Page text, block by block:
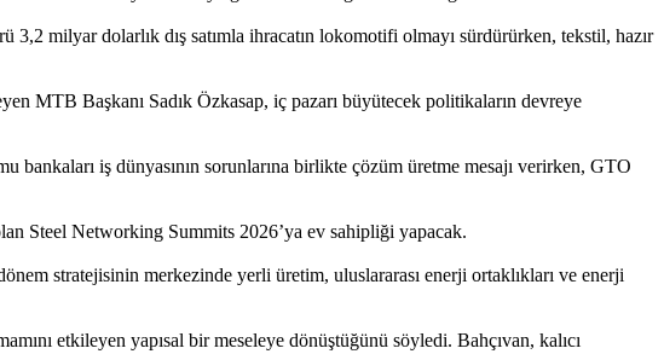
milyar dolarlık dış satımla ihracatın lokomotifi ol­mayı sürdürürken, tekstil, hazır
MTB Başkanı Sadık Özkasap, iç pazarı büyütecek politikaların devreye
bankaları iş dünyasının sorunlarına birlikte çözüm üretme mesajı verirken, GTO
Steel Networking Summits 2026’ya ev sahipli­ği yapacak.
stratejisinin merkezinde yerli üretim, uluslararası enerji ortaklıkları ve enerji
etkileyen yapısal bir meseleye dönüştüğünü söyledi. Bahçıvan, kalıcı